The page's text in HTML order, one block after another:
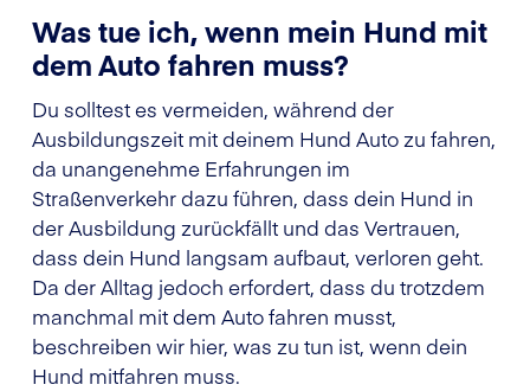
Was tue ich, wenn mein Hund mit
dem Auto fahren muss?
Du solltest es vermeiden, während der
Ausbildungszeit mit deinem Hund Auto zu fahren,
da unangenehme Erfahrungen im
Straßenverkehr dazu führen, dass dein Hund in
der Ausbildung zurückfällt und das Vertrauen,
dass dein Hund langsam aufbaut, verloren geht.
Da der Alltag jedoch erfordert, dass du trotzdem
manchmal mit dem Auto fahren musst,
beschreiben wir hier, was zu tun ist, wenn dein
Hund mitfahren muss.